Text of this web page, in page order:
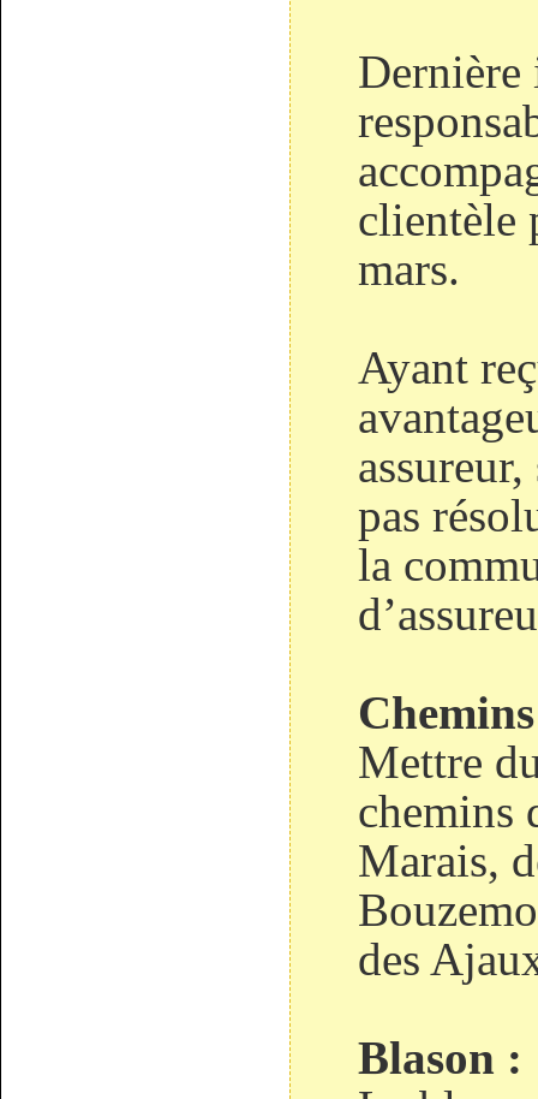
clientèle
mars.
Ayant
pas
la
Mettre
chemins
Marais,
des
Blason :